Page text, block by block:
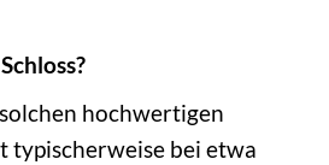
hochwertigen
typischerweise bei etwa